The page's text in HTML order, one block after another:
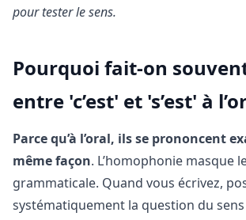
pour tester le sens.
Pourquoi fait-on
entre 'c’est' et 's’est' à
Parce qu’à l’oral, ils se prononcent
même façon. L’homophonie masque
grammaticale. Quand vous écrivez,
systématiquement la question du